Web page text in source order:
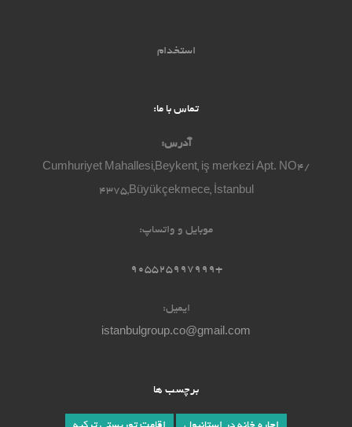
استخدام
تماس با ما:
آدرس:
Cumhuriyet Mahallesi,Beykent, iş merkezi Apt. NO4/
4375,Büyükçekmece, İstanbul
موبایل و واتساپ:
+905525997999
ایمیل:
istanbulgroup.co@gmail.com
برچسب ها